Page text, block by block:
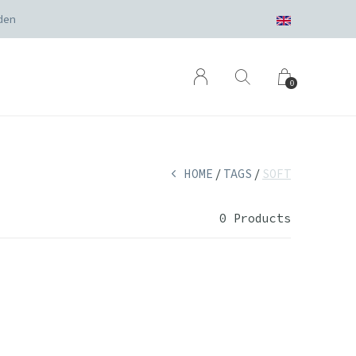
0
HOME TAGS SOFT
0 Products